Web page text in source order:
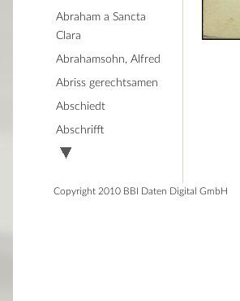
Abraham a Sancta
Clara
Abrahamsohn, Alfred
Abriss gerechtsamen
Abschiedt
Abschrifft
Copyright 2010 BBI Daten Digital GmbH